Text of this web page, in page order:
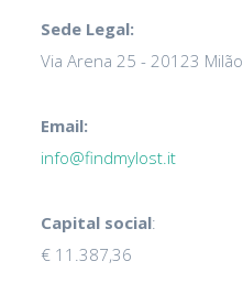
Sede Legal:
Via Arena 25 - 20123 Milão
Email:
info@findmylost.it
Capital social:
€ 11.387,36